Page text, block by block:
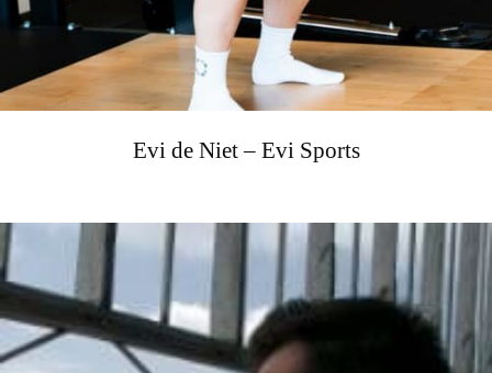
Evi de Niet – Evi Sports